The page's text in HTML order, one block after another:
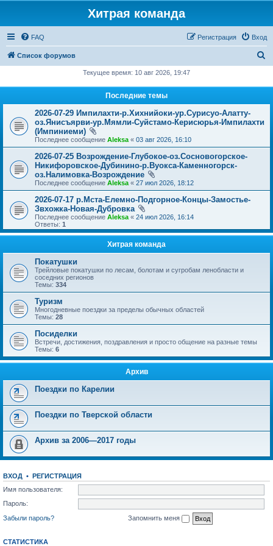
Хитрая команда
FAQ Вход
Регистрация
Список форумов
Текущее время: 10 авг 2026, 19:47
Последние темы
2026-07-29 Импилахти-р.Хихнийоки-ур.Сурисуо-Алатту-
оз.Янисъярви-ур.Мямли-Суйстамо-Керисюрья-Импилахти
(Импиниеми)
Последнее сообщение Aleksa « 03 авг 2026, 16:10
2026-07-25 Возрождение-Глубокое-оз.Сосновогорское-
Никифоровское-Дубинино-р.Вуокса-Каменногорск-
оз.Налимовка-Возрождение
Последнее сообщение Aleksa « 27 июл 2026, 18:12
2026-07-17 р.Мста-Елемно-Подгорное-Концы-Замостье-
Звхожка-Новая-Дубровка
Последнее сообщение Aleksa « 24 июл 2026, 16:14
Ответы: 1
Хитрая команда
Покатушки
Трейловые покатушки по лесам, болотам и сугробам ленобласти и
соседних регионов
Темы: 334
Туризм
Многодневные поездки за пределы обычных областей
Темы: 28
Посиделки
Встречи, достижения, поздравления и просто общение на разные темы
Темы: 6
Архив
Поездки по Карелии
Поездки по Тверской области
Архив за 2006—2017 годы
ВХОД • РЕГИСТРАЦИЯ
Имя пользователя:
Пароль:
Забыли пароль?
Запомнить меня
СТАТИСТИКА